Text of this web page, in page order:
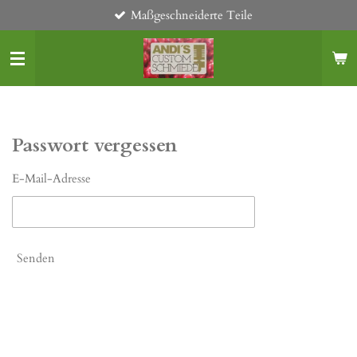
Hauptinhalt
springen
Maßgeschneiderte Teile
Passwort vergessen
E-Mail-Adresse
Senden